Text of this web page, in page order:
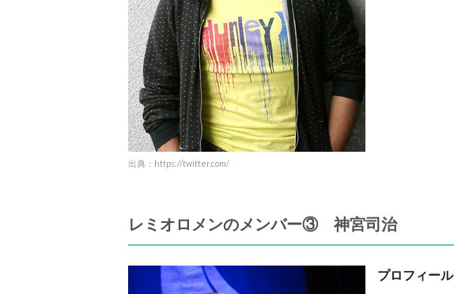
出典：https://twitter.com/
レミオロメンのメンバー③ 神宮司治
プロフィール